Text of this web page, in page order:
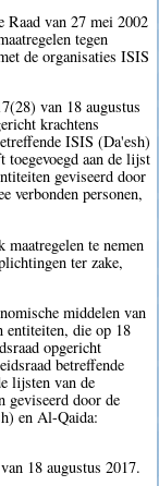
Raad van 27 mei 2002
tegen
de organisaties ISIS
van 18 augustus
krachtens
ISIS (Da'esh)
toegevoegd aan de lijst
geviseerd door
verbonden personen,
maatregelen te nemen
ter zake,
middelen van
entiteiten, die op 18
opgericht
betreffende
lijsten van de
geviseerd door de
en Al-Qaida:
18 augustus 2017.